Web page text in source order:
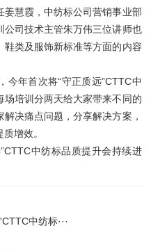
慧霞，中纺标公司营销事业部
司技术主管朱万伟三位讲师也
类及服饰新标准等方面的内容
今年首次将“守正质远”CTTC中
培训分两天给大家带来不同的
决痛点问题，分享解决方案，
增效。
中纺标品质提升会持续进
中纺标···